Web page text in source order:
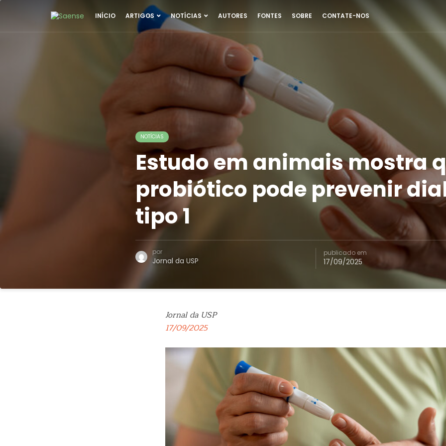
INÍCIO ARTIGOS NOTÍCIAS AUTORES FONTES SOBRE CONTATE-NOS
NOTÍCIAS
Estudo em animais mostra
probiótico pode prevenir
tipo 1
por
Jornal da USP
publicado em
17/09/2025
Jornal da USP
17/09/2025